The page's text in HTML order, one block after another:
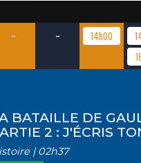
- - 14h00
BATAILLE DE
2 : J'ÉCRIS
| 02h37